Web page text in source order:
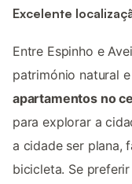
Excelente
Entre Espinho e
património natural
apartamentos no
para explorar a
a cidade ser plana,
bicicleta. Se